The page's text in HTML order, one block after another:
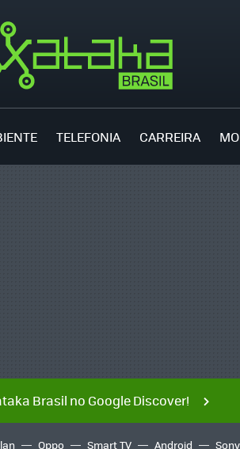
TELEFONIA CARREIRA
Brasil no Google Discover!
Oppo Smart TV Android Sony